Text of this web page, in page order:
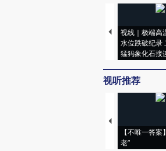
视线｜极端高
水位跌破纪录
猛犸象化石接
视听推荐
【不唯一答案
老”